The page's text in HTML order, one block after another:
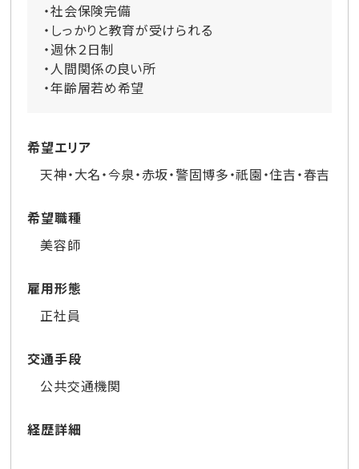
・社会保険完備
・しっかりと教育が受けられる
・週休２日制
・人間関係の良い所
・年齢層若め希望
希望エリア
天神・大名・今泉・赤坂・警固博多・祇園・住吉・春吉
希望職種
美容師
雇用形態
正社員
交通手段
公共交通機関
経歴詳細